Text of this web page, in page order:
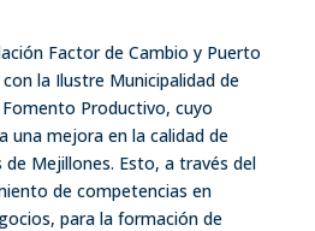
Factor de Cambio y Puerto
la Ilustre Municipalidad de
Productivo, cuyo
una mejora en la calidad de
Mejillones. Esto, a través del
de competencias en
para la formación de